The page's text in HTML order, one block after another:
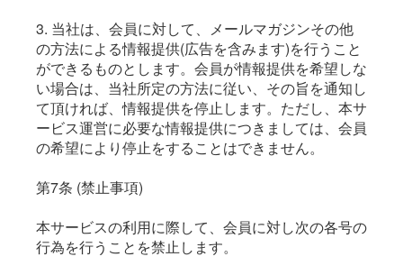
3. 当社は、会員に対して、メールマガジンその他
の方法による情報提供(広告を含みます)を行うこと
ができるものとします。会員が情報提供を希望しな
い場合は、当社所定の方法に従い、その旨を通知し
て頂ければ、情報提供を停止します。ただし、本サ
ービス運営に必要な情報提供につきましては、会員
の希望により停止をすることはできません。
第7条 (禁止事項)
本サービスの利用に際して、会員に対し次の各号の
行為を行うことを禁止します。